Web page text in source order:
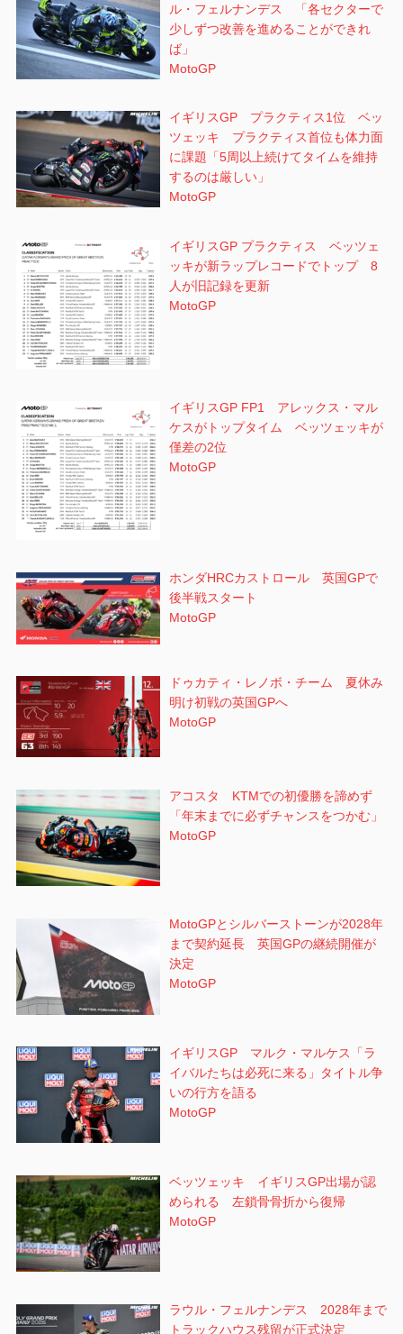
ル・フェルナンデス 「各セクターで
少しずつ改善を進めることができれ
ば」
MotoGP
イギリスGP プラクティス1位 ベッ
ツェッキ プラクティス首位も体力面
に課題「5周以上続けてタイムを維持
するのは厳しい」
MotoGP
イギリスGP プラクティス ベッツェ
ッキが新ラップレコードでトップ 8
人が旧記録を更新
MotoGP
イギリスGP FP1 アレックス・マル
ケスがトップタイム ベッツェッキが
僅差の2位
MotoGP
ホンダHRCカストロール 英国GPで
後半戦スタート
MotoGP
ドゥカティ・レノボ・チーム 夏休み
明け初戦の英国GPへ
MotoGP
アコスタ KTMでの初優勝を諦めず
「年末までに必ずチャンスをつかむ」
MotoGP
MotoGPとシルバーストーンが2028年
まで契約延長 英国GPの継続開催が
決定
MotoGP
イギリスGP マルク・マルケス「ラ
イバルたちは必死に来る」タイトル争
いの行方を語る
MotoGP
ベッツェッキ イギリスGP出場が認
められる 左鎖骨骨折から復帰
MotoGP
ラウル・フェルナンデス 2028年まで
トラックハウス残留が正式決定